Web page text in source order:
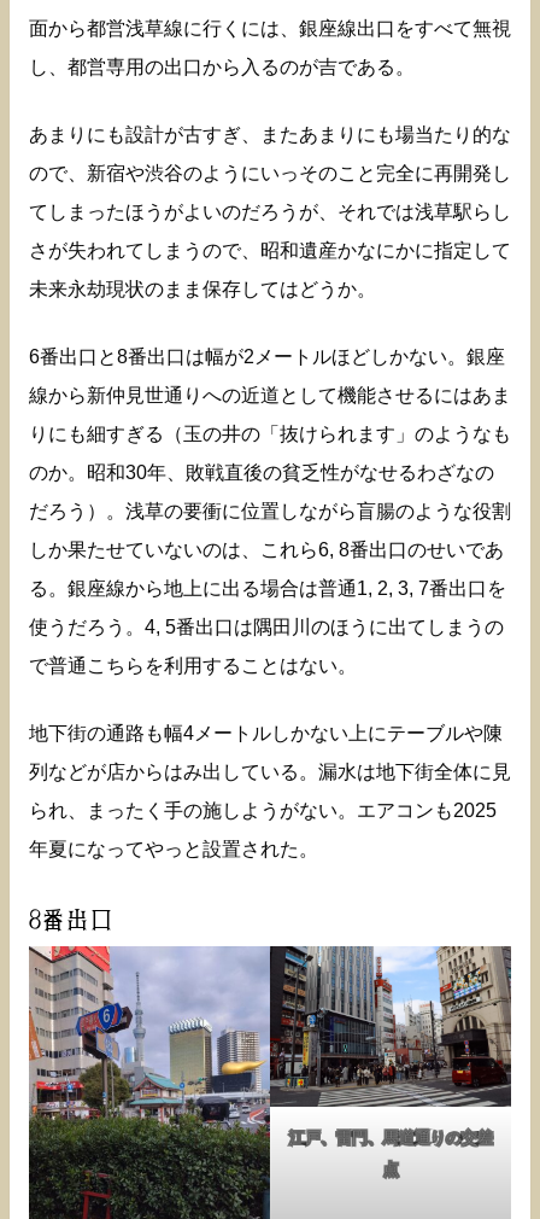
面から都営浅草線に行くには、銀座線出口をすべて無視
し、都営専用の出口から入るのが吉である。
あまりにも設計が古すぎ、またあまりにも場当たり的な
ので、新宿や渋谷のようにいっそのこと完全に再開発し
てしまったほうがよいのだろうが、それでは浅草駅らし
さが失われてしまうので、昭和遺産かなにかに指定して
未来永劫現状のまま保存してはどうか。
6番出口と8番出口は幅が2メートルほどしかない。銀座
線から新仲見世通りへの近道として機能させるにはあま
りにも細すぎる（玉の井の「抜けられます」のようなも
のか。昭和30年、敗戦直後の貧乏性がなせるわざなの
だろう）。浅草の要衝に位置しながら盲腸のような役割
しか果たせていないのは、これら6, 8番出口のせいであ
る。銀座線から地上に出る場合は普通1, 2, 3, 7番出口を
使うだろう。4, 5番出口は隅田川のほうに出てしまうの
で普通こちらを利用することはない。
地下街の通路も幅4メートルしかない上にテーブルや陳
列などが店からはみ出している。漏水は地下街全体に見
られ、まったく手の施しようがない。エアコンも2025
年夏になってやっと設置された。
8番出口
江戸、雷門、馬道通りの交差
点